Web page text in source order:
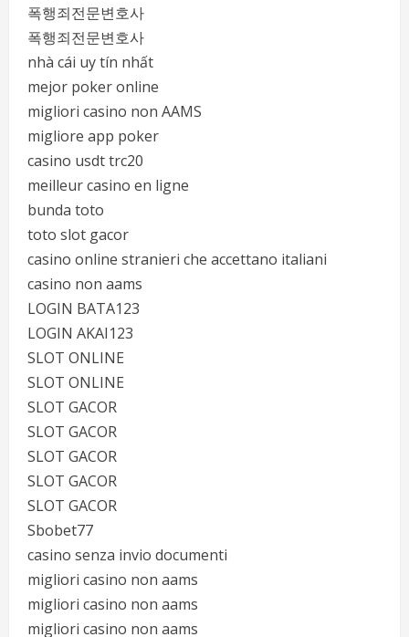
폭행죄전문변호사
폭행죄전문변호사
nhà cái uy tín nhất
mejor poker online
migliori casino non AAMS
migliore app poker
casino usdt trc20
meilleur casino en ligne
bunda toto
toto slot gacor
casino online stranieri che accettano italiani
casino non aams
LOGIN BATA123
LOGIN AKAI123
SLOT ONLINE
SLOT ONLINE
SLOT GACOR
SLOT GACOR
SLOT GACOR
SLOT GACOR
SLOT GACOR
Sbobet77
casino senza invio documenti
migliori casino non aams
migliori casino non aams
migliori casino non aams